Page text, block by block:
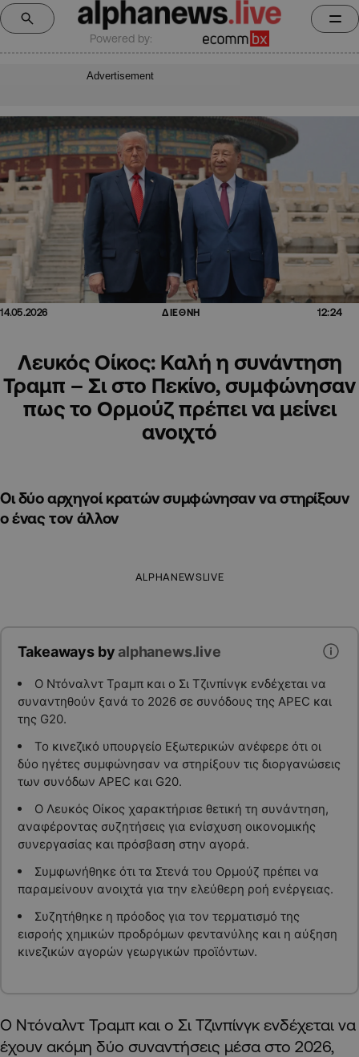
Powered by:
Advertisement
14.05.2026 ΔΙΕΘΝΗ 12:24
Λευκός Οίκος: Καλή η συνάντηση
Τραμπ – Σι στο Πεκίνο, συμφώνησαν
πως το Ορμούζ πρέπει να μείνει
ανοιχτό
Οι δύο αρχηγοί κρατών συμφώνησαν να στηρίξουν
ο ένας τον άλλον
ALPHANEWSLIVE
Takeaways byalphanews.live
Ο Ντόναλντ Τραμπ και ο Σι Τζινπίνγκ ενδέχεται να
συναντηθούν ξανά το 2026 σε συνόδους της APEC και
της G20.
Το κινεζικό υπουργείο Εξωτερικών ανέφερε ότι οι
δύο ηγέτες συμφώνησαν να στηρίξουν τις διοργανώσεις
των συνόδων APEC και G20.
Ο Λευκός Οίκος χαρακτήρισε θετική τη συνάντηση,
αναφέροντας συζητήσεις για ενίσχυση οικονομικής
συνεργασίας και πρόσβαση στην αγορά.
Συμφωνήθηκε ότι τα Στενά του Ορμούζ πρέπει να
παραμείνουν ανοιχτά για την ελεύθερη ροή ενέργειας.
Συζητήθηκε η πρόοδος για τον τερματισμό της
εισροής χημικών προδρόμων φεντανύλης και η αύξηση
κινεζικών αγορών γεωργικών προϊόντων.
Ο Ντόναλντ Τραμπ και ο Σι Τζινπίνγκ ενδέχεται να
έχουν ακόμη δύο συναντήσεις μέσα στο 2026,